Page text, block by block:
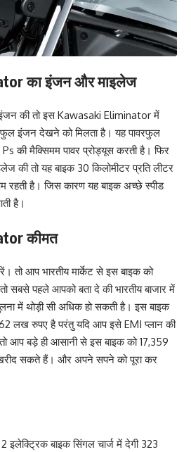
का इंजन और माइलेज
की तो इस Kawasaki Eliminator में
इंजन देखने को मिलता है। यह पावरफुल
की मैक्सिमम पावर प्रोड्यूस करती है। फिर
की तो यह बाइक 30 किलोमीटर प्रति लीटर
रहती है। जिस कारण यह बाइक अच्छे स्पीड
है।
कीमत
तो आप भारतीय मार्केट से इस बाइक को
सबसे पहले आपको बता दे की भारतीय बाजार में
में थोड़ी सी अधिक हो सकती है। इस बाइक
लख रुपए है परंतु यदि आप इसे EMI प्लान की
आप बड़े ही आसानी से इस बाइक को 17,359
सकते हैं। और अपने सपने को पूरा कर
बाइक सिंगल चार्ज में देगी 323